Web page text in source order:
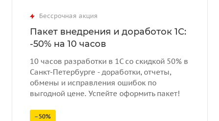
Бессрочная акция
Пакет внедрения и доработок 1С:
-50% на 10 часов
10 часов разработки в 1С со скидкой 50% в
Санкт-Петербурге - доработки, отчеты,
обмены и исправления ошибок по
выгодной цене. Успейте оформить пакет!
–50%